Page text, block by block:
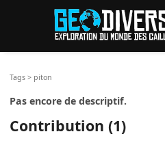
Tags > piton
Pas encore de descriptif.
Contribution (1)